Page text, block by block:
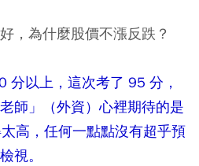
，為什麼股價不漲反跌？
分以上，這次考了 95 分，
師」（外資）心裡期待的是
高，任何一點點沒有超乎預
視。